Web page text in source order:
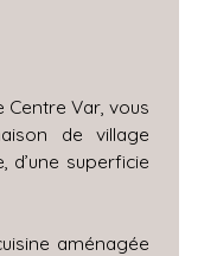
Centre Var, vous
de village
superficie
aménagée